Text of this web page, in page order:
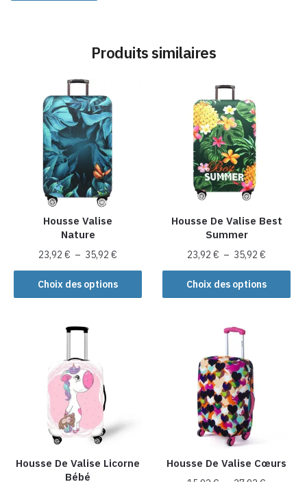
Produits similaires
Housse Valise
Nature
23,92€ – 35,92€
de
prix :
23,92 €
Choix des options
Ce
produit
plusieurs
Les
options
peuvent
être
choisies
la
page
Housse De Valise Best
Summer
23,92€ – 35,92€
de
prix :
23,92 €
Choix des options
Ce
produit
plusieurs
variations.
Les
options
peuvent
être
choisies
sur
la
page
Housse De Valise Licorne
Bébé
Housse De Valise Cœurs